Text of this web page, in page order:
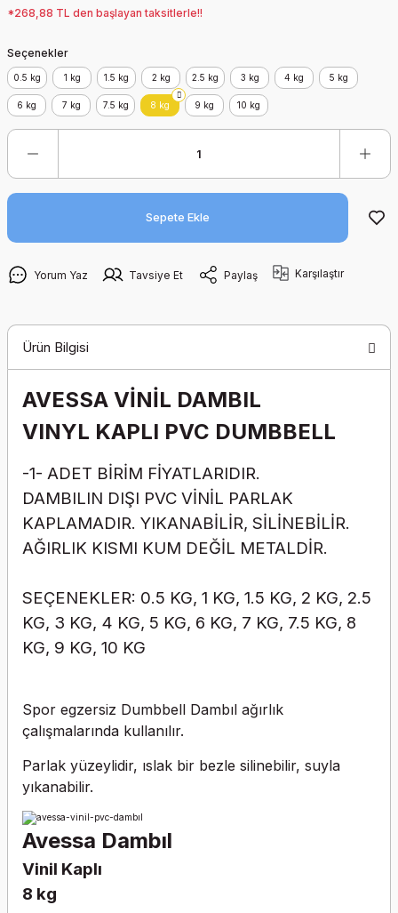
*268,88 TL den başlayan taksitlerle!!
Seçenekler
0.5 kg 1 kg 1.5 kg 2 kg 2.5 kg 3 kg 4 kg 5 kg
6 kg 7 kg 7.5 kg 8 kg 9 kg 10 kg
Sepete Ekle
Yorum Yaz Tavsiye Et Paylaş Karşılaştır
Ürün Bilgisi
AVESSA VİNİL DAMBIL
VINYL KAPLI PVC DUMBBELL
-1- ADET BİRİM FİYATLARIDIR.
DAMBILIN DIŞI PVC VİNİL PARLAK
KAPLAMADIR. YIKANABİLİR, SİLİNEBİLİR.
AĞIRLIK KISMI KUM DEĞİL METALDİR.
SEÇENEKLER: 0.5 KG, 1 KG, 1.5 KG, 2 KG, 2.5
KG, 3 KG, 4 KG, 5 KG, 6 KG, 7 KG, 7.5 KG, 8
KG, 9 KG, 10 KG
Spor egzersiz Dumbbell Dambıl ağırlık
çalışmalarında kullanılır.
Parlak yüzeylidir, ıslak bir bezle silinebilir, suyla
yıkanabilir.
Avessa Dambıl
Vinil Kaplı
8 kg